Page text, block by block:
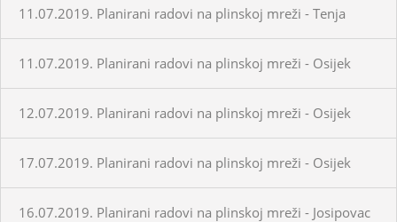
11.07.2019. Planirani radovi na plinskoj mreži - Tenja
11.07.2019. Planirani radovi na plinskoj mreži - Osijek
12.07.2019. Planirani radovi na plinskoj mreži - Osijek
17.07.2019. Planirani radovi na plinskoj mreži - Osijek
16.07.2019. Planirani radovi na plinskoj mreži - Josipovac